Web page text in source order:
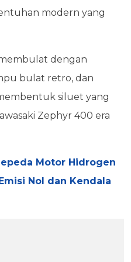
modern yang
dengan
bulat retro, dan
siluet yang
Zephyr 400 era
Motor Hidrogen
Nol dan Kendala